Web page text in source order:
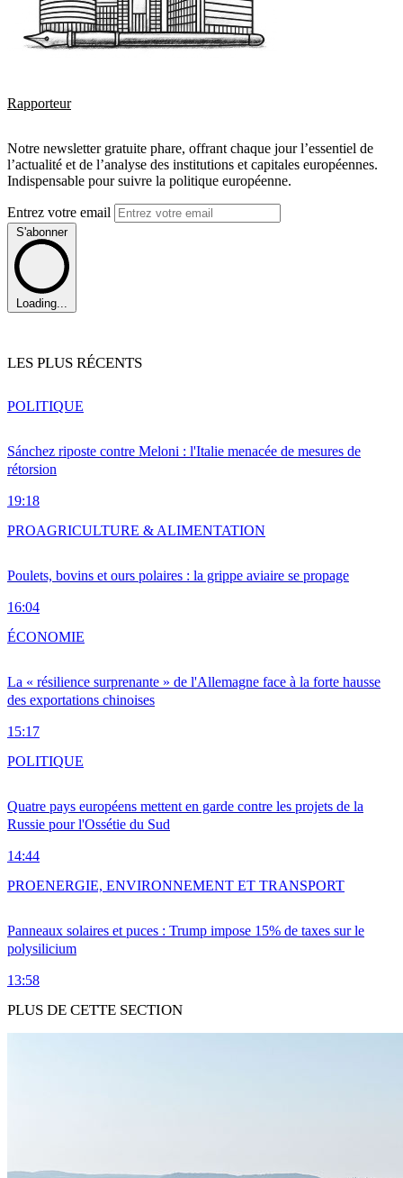
Rapporteur
Notre newsletter gratuite phare, offrant chaque jour l’essentiel de
l’actualité et de l’analyse des institutions et capitales européennes.
Indispensable pour suivre la politique européenne.
Entrez votre email
S'abonner
Loading...
LES PLUS RÉCENTS
Sánchez riposte contre Meloni : l'Italie menacée de mesures de
rétorsion
19:18
POLITIQUE
Poulets, bovins et ours polaires : la grippe aviaire se propage
16:04
PROAGRICULTURE & ALIMENTATION
La « résilience surprenante » de l'Allemagne face à la forte hausse
des exportations chinoises
15:17
ÉCONOMIE
Quatre pays européens mettent en garde contre les projets de la
Russie pour l'Ossétie du Sud
14:44
POLITIQUE
Panneaux solaires et puces : Trump impose 15% de taxes sur le
polysilicium
13:58
PROENERGIE, ENVIRONNEMENT ET TRANSPORT
PLUS DE CETTE SECTION